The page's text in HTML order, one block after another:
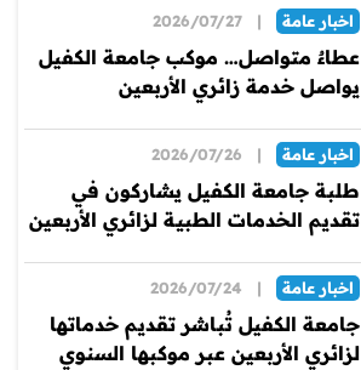
اخبار عامة |
2026/07/27
عطاءٌ متواصل… موكب جامعة الكفيل
يواصل خدمة زائري الأربعين
اخبار عامة |
2026/07/26
طلبة جامعة الكفيل يشاركون في
تقديم الخدمات الطبية لزائري الأربعين
اخبار عامة |
2026/07/24
جامعة الكفيل تُباشر تقديم خدماتها
لزائري الأربعين عبر موكبها السنوي